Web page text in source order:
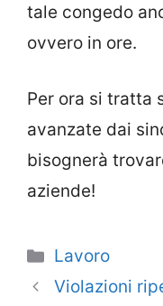
tale congedo
ovvero in ore.
Per ora si tratta
avanzate dai
bisognerà
aziende!
Categorie
Lavoro
Violazioni